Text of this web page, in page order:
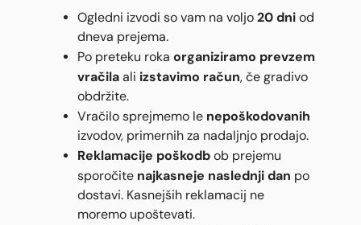
Ogledni izvodi so vam na voljo 20 dni od
dneva prejema.
Po preteku roka organiziramo prevzem
vračila ali izstavimo račun, če gradivo
obdržite.
Vračilo sprejmemo le nepoškodovanih
izvodov, primernih za nadaljnjo prodajo.
Reklamacije poškodb ob prejemu
sporočite najkasneje naslednji dan po
dostavi. Kasnejših reklamacij ne
moremo upoštevati.